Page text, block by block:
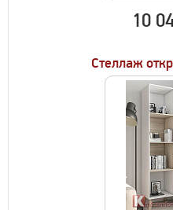
10
Стеллаж